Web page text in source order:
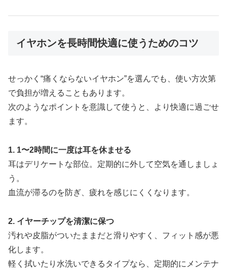
イヤホンを長時間快適に使うためのコツ
せっかく“痛くならないイヤホン”を選んでも、使い方次第
で負担が増えることもあります。
次のようなポイントを意識して使うと、より快適に過ごせ
ます。
1. 1〜2時間に一度は耳を休ませる
耳はデリケートな部位。定期的に外して空気を通しましょ
う。
血流が滞るのを防ぎ、疲れを感じにくくなります。
2. イヤーチップを清潔に保つ
汚れや皮脂がついたままだと滑りやすく、フィット感が悪
化します。
軽く拭いたり水洗いできるタイプなら、定期的にメンテナ